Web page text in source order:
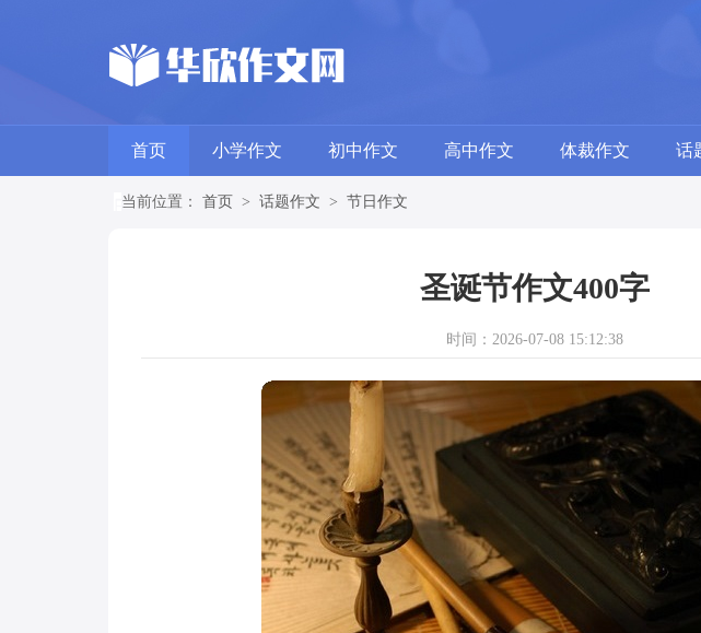
首页 小学作文 初中作文 高中作文 体裁作文 话
当前位置： 首页 > 话题作文 > 节日作文
圣诞节作文400字
时间：2026-07-08 15:12:38